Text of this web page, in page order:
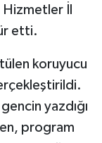
İl
etti.
koruyucu
yazdığı
program